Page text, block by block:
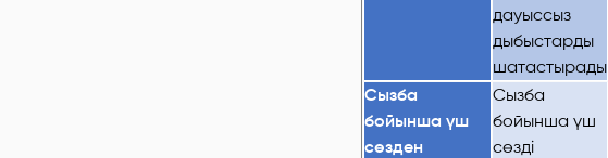
дауыссыз
дыбыстарды
шатастырады
Сызба
бойынша үш
сөзден
Сызба
бойынша үш
сөзді